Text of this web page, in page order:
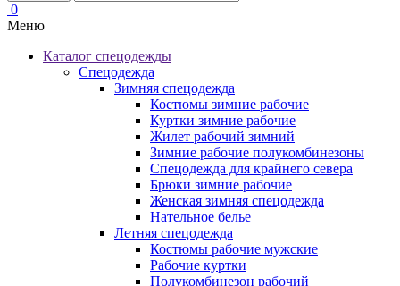
0
Меню
Каталог спецодежды
Спецодежда
Зимняя спецодежда
Костюмы зимние рабочие
Куртки зимние рабочие
Жилет рабочий зимний
Зимние рабочие полукомбинезоны
Спецодежда для крайнего севера
Брюки зимние рабочие
Женская зимняя спецодежда
Нательное белье
Летняя спецодежда
Костюмы рабочие мужские
Рабочие куртки
Полукомбинезон рабочий